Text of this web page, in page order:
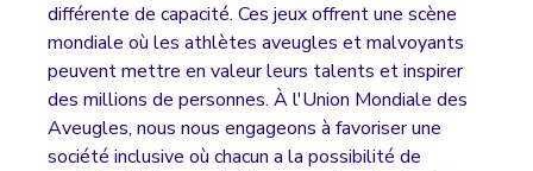
différente de capacité. Ces jeux offrent une scène
mondiale où les athlètes aveugles et malvoyants
peuvent mettre en valeur leurs talents et inspirer
des millions de personnes. À l'Union Mondiale des
Aveugles, nous nous engageons à favoriser une
société inclusive où chacun a la possibilité de